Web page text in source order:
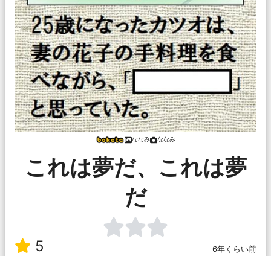
ななみ ななみ
これは夢だ、これは夢
だ
5 6年くらい前